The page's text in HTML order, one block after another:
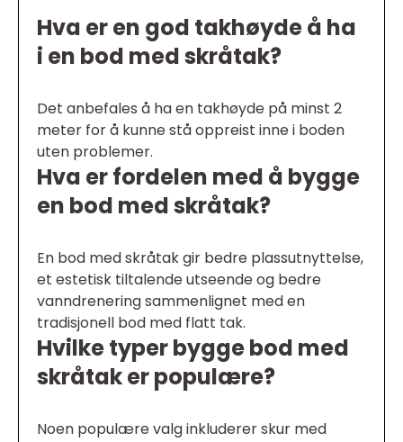
Hva er en god takhøyde å ha
i en bod med skråtak?
Det anbefales å ha en takhøyde på minst 2
meter for å kunne stå oppreist inne i boden
uten problemer.
Hva er fordelen med å bygge
en bod med skråtak?
En bod med skråtak gir bedre plassutnyttelse,
et estetisk tiltalende utseende og bedre
vanndrenering sammenlignet med en
tradisjonell bod med flatt tak.
Hvilke typer bygge bod med
skråtak er populære?
Noen populære valg inkluderer skur med